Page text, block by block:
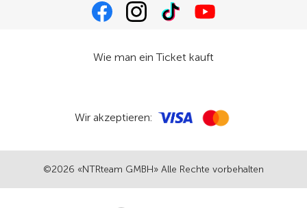
©2026 «NTRteam GMBH» Alle Rechte vorbehalten
Wie man ein Ticket kauft
Wir akzeptieren: